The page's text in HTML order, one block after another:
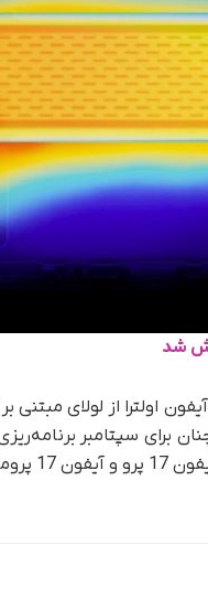
شد
برای سپتامبر
بود.